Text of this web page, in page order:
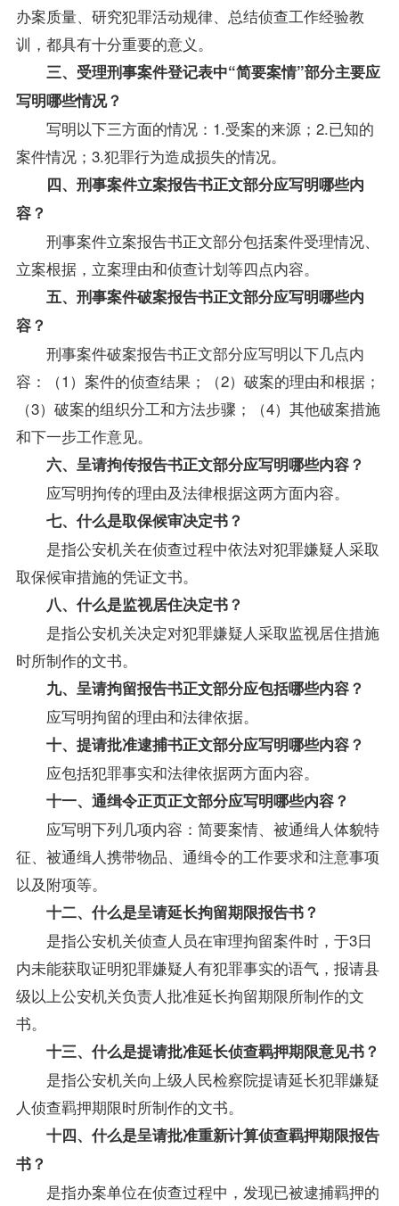
办案质量、研究犯罪活动规律、总结侦查工作经验教
训，都具有十分重要的意义。
三、受理刑事案件登记表中“简要案情”部分主要应
写明哪些情况？
写明以下三方面的情况：1.受案的来源；2.已知的
案件情况；3.犯罪行为造成损失的情况。
四、刑事案件立案报告书正文部分应写明哪些内
容？
刑事案件立案报告书正文部分包括案件受理情况、
立案根据，立案理由和侦查计划等四点内容。
五、刑事案件破案报告书正文部分应写明哪些内
容？
刑事案件破案报告书正文部分应写明以下几点内
容：（1）案件的侦查结果；（2）破案的理由和根据；
（3）破案的组织分工和方法步骤；（4）其他破案措施
和下一步工作意见。
六、呈请拘传报告书正文部分应写明哪些内容？
应写明拘传的理由及法律根据这两方面内容。
七、什么是取保候审决定书？
是指公安机关在侦查过程中依法对犯罪嫌疑人采取
取保候审措施的凭证文书。
八、什么是监视居住决定书？
是指公安机关决定对犯罪嫌疑人采取监视居住措施
时所制作的文书。
九、呈请拘留报告书正文部分应包括哪些内容？
应写明拘留的理由和法律依据。
十、提请批准逮捕书正文部分应写明哪些内容？
应包括犯罪事实和法律依据两方面内容。
十一、通缉令正页正文部分应写明哪些内容？
应写明下列几项内容：简要案情、被通缉人体貌特
征、被通缉人携带物品、通缉令的工作要求和注意事项
以及附项等。
十二、什么是呈请延长拘留期限报告书？
是指公安机关侦查人员在审理拘留案件时，于3日
内未能获取证明犯罪嫌疑人有犯罪事实的语气，报请县
级以上公安机关负责人批准延长拘留期限所制作的文
书。
十三、什么是提请批准延长侦查羁押期限意见书？
是指公安机关向上级人民检察院提请延长犯罪嫌疑
人侦查羁押期限时所制作的文书。
十四、什么是呈请批准重新计算侦查羁押期限报告
书？
是指办案单位在侦查过程中，发现已被逮捕羁押的